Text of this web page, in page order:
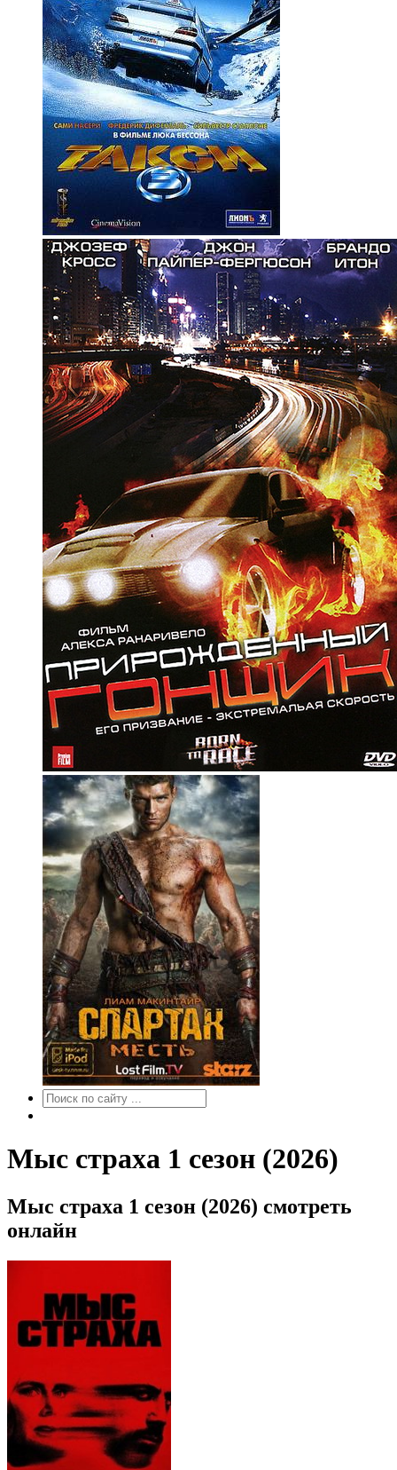
Мыс страха 1 сезон (2026)
Мыс страха 1 сезон (2026) смотреть
онлайн